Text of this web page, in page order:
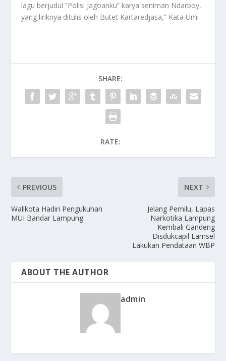
lagu berjudul “Polisi Jagoanku” karya seniman Ndarboy,
yang liriknya ditulis oleh Butet Kartaredjasa,” Kata Umi
SHARE:
RATE:
PREVIOUS
Walikota Hadiri Pengukuhan
MUI Bandar Lampung
NEXT
Jelang Pemilu, Lapas
Narkotika Lampung
Kembali Gandeng
Disdukcapil Lamsel
Lakukan Pendataan WBP
ABOUT THE AUTHOR
admin